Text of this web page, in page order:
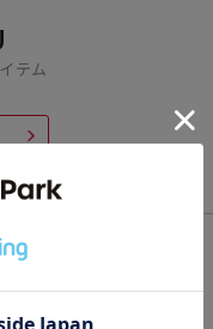
の製品が正規品である事
なりません。記入のない
正規販売店へお申し出く
たしませんので、大切に
不具合が認められた場
させていただきます。本
テム